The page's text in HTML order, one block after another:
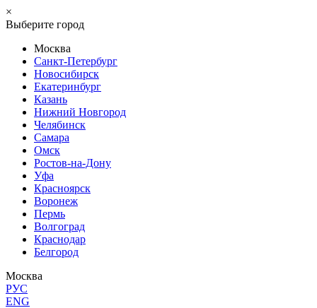
×
Выберите город
Москва
Санкт-Петербург
Новосибирск
Екатеринбург
Казань
Нижний Новгород
Челябинск
Самара
Омск
Ростов-на-Дону
Уфа
Красноярск
Воронеж
Пермь
Волгоград
Краснодар
Белгород
Москва
РУС
ENG